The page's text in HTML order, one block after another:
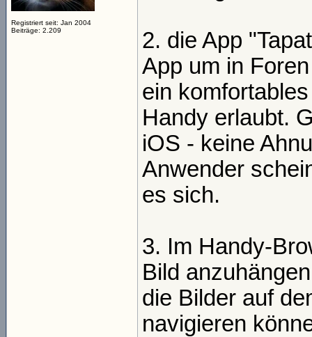
Registriert seit: Jan 2004
Beiträge: 2.209
2. die App
App um in
ein
Handy erlaubt.
iOS - keine
Anwender
es sich.
3. Im Handy-
Bild
die Bilder auf
navigieren